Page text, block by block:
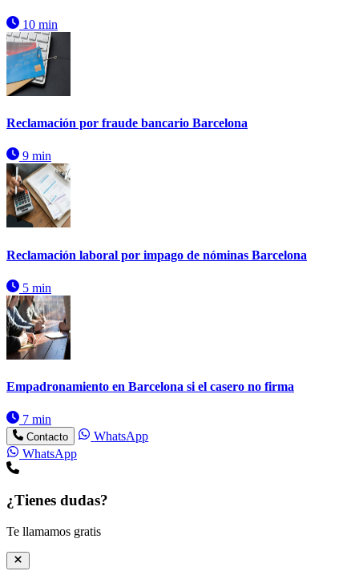
10 min
Reclamación por fraude bancario Barcelona
9 min
Reclamación laboral por impago de nóminas Barcelona
5 min
Empadronamiento en Barcelona si el casero no firma
7 min
Contacto
WhatsApp
WhatsApp
¿Tienes dudas?
Te llamamos gratis